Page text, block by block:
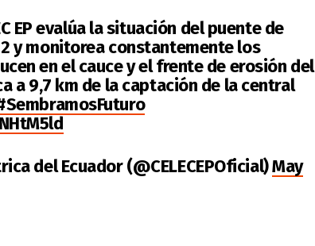
EP evalúa la situación del puente de
y monitorea constantemente los
en el cauce y el frente de erosión del
a 9,7 km de la captación de la central
del Ecuador (@CELECEPOficial)May